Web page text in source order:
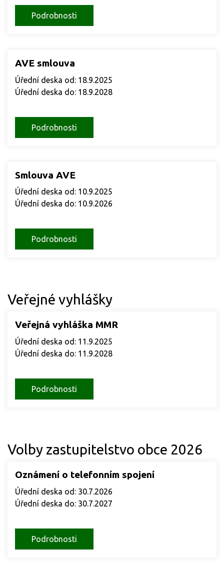
Podrobnosti
AVE smlouva
Úřední deska od: 18.9.2025
Úřední deska do: 18.9.2028
Podrobnosti
Smlouva AVE
Úřední deska od: 10.9.2025
Úřední deska do: 10.9.2026
Podrobnosti
Veřejné vyhlášky
Veřejná vyhláška MMR
Úřední deska od: 11.9.2025
Úřední deska do: 11.9.2028
Podrobnosti
Volby zastupitelstvo obce 2026
Oznámení o telefonním spojení
Úřední deska od: 30.7.2026
Úřední deska do: 30.7.2027
Podrobnosti